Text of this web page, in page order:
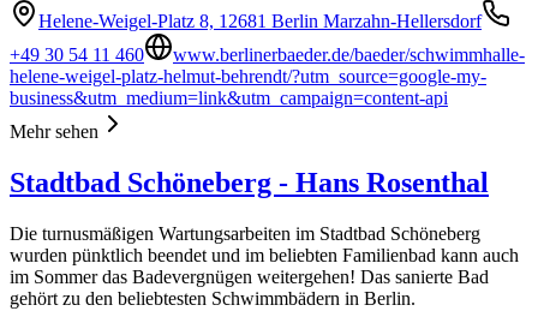
Helene-Weigel-Platz 8, 12681 Berlin Marzahn-Hellersdorf
+49 30 54 11 460
www.berlinerbaeder.de/baeder/schwimmhalle-
helene-weigel-platz-helmut-behrendt/?utm_source=google-my-
business&utm_medium=link&utm_campaign=content-api
Mehr sehen
Stadtbad Schöneberg - Hans Rosenthal
Die turnusmäßigen Wartungsarbeiten im Stadtbad Schöneberg
wurden pünktlich beendet und im beliebten Familienbad kann auch
im Sommer das Badevergnügen weitergehen! Das sanierte Bad
gehört zu den beliebtesten Schwimmbädern in Berlin.